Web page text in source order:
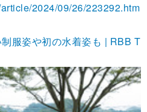
2024/09/26/223292.htm
服姿や初の水着姿も | RBB T